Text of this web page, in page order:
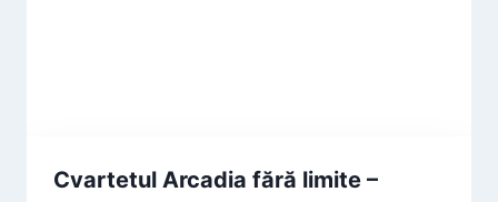
Cvartetul Arcadia fără limite –